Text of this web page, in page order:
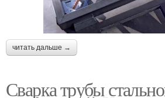
читать дальше →
Сварка трубы